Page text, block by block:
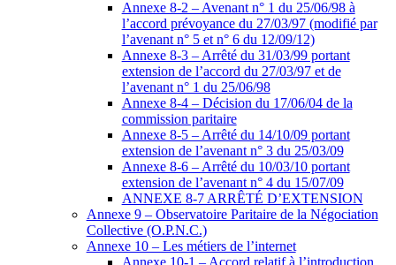
Annexe 8-2 – Avenant n° 1 du 25/06/98 à
l’accord prévoyance du 27/03/97 (modifié par
l’avenant n° 5 et n° 6 du 12/09/12)
Annexe 8-3 – Arrêté du 31/03/99 portant
extension de l’accord du 27/03/97 et de
l’avenant n° 1 du 25/06/98
Annexe 8-4 – Décision du 17/06/04 de la
commission paritaire
Annexe 8-5 – Arrêté du 14/10/09 portant
extension de l’avenant n° 3 du 25/03/09
Annexe 8-6 – Arrêté du 10/03/10 portant
extension de l’avenant n° 4 du 15/07/09
ANNEXE 8-7 ARRÊTÉ D’EXTENSION
Annexe 9 – Observatoire Paritaire de la Négociation
Collective (O.P.N.C.)
Annexe 10 – Les métiers de l’internet
Annexe 10-1 – Accord relatif à l’introduction